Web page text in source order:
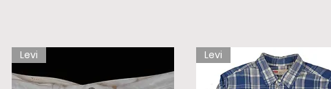
Levi Levi